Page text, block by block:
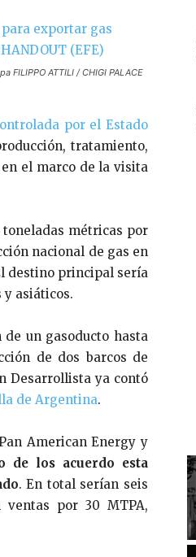
FILIPPO ATTILI / CHIGI PALACE
por el Estado
tratamiento,
el marco de la visita
métricas por
nacional de gas en
destino principal sería
asiáticos.
un gasoducto hasta
de dos barcos de
Desarrollista ya contó
de Argentina.
American Energy y
de los acuerdo esta
. En total serían seis
por 30 MTPA,